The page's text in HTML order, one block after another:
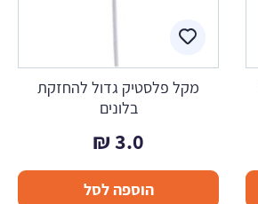
מקל פלסטיק גדול להחזקת
בלונים
3.0
₪
הוספה לסל